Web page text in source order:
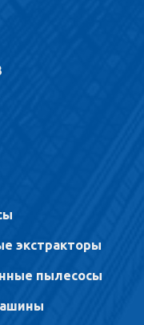
экстракторы
пылесосы